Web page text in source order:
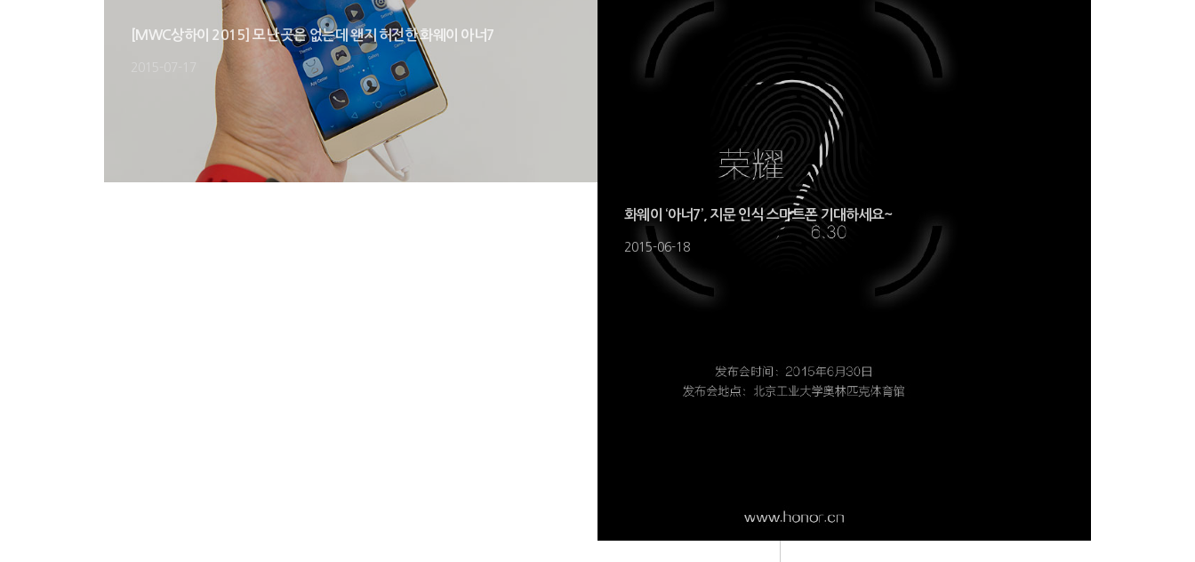
[MWC상하이 2015] 모난 곳은 없는데 왠지 허전한 화웨이 아너7
화웨이 ‘아너7’, 지문 인식 스마트폰 기대하세요~
2015-06-18